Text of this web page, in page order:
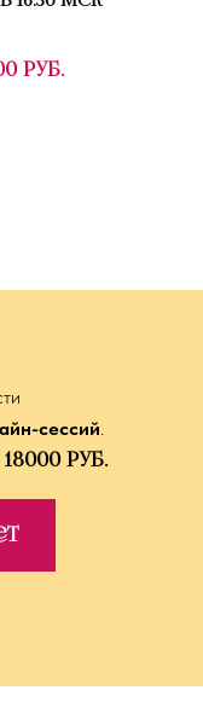
руб.
сессий.
руб.